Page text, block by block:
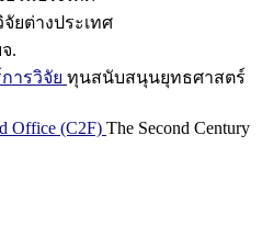
ยต่างประเทศ
.
ารวิจัย ทุนสนับสนุนยุทธศาสตร์
Office (C2F) The Second Century